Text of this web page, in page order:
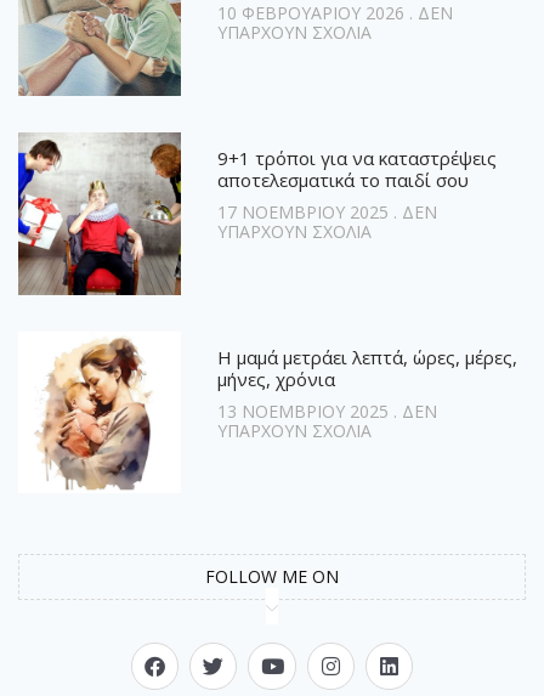
10 ΦΕΒΡΟΥΑΡΊΟΥ 2026
ΔΕΝ
ΥΠΆΡΧΟΥΝ ΣΧΌΛΙΑ
9+1 τρόποι για να καταστρέψεις
αποτελεσματικά το παιδί σου
17 ΝΟΕΜΒΡΊΟΥ 2025
ΔΕΝ
ΥΠΆΡΧΟΥΝ ΣΧΌΛΙΑ
Η μαμά μετράει λεπτά, ώρες, μέρες,
μήνες, χρόνια
13 ΝΟΕΜΒΡΊΟΥ 2025
ΔΕΝ
ΥΠΆΡΧΟΥΝ ΣΧΌΛΙΑ
FOLLOW ME ON